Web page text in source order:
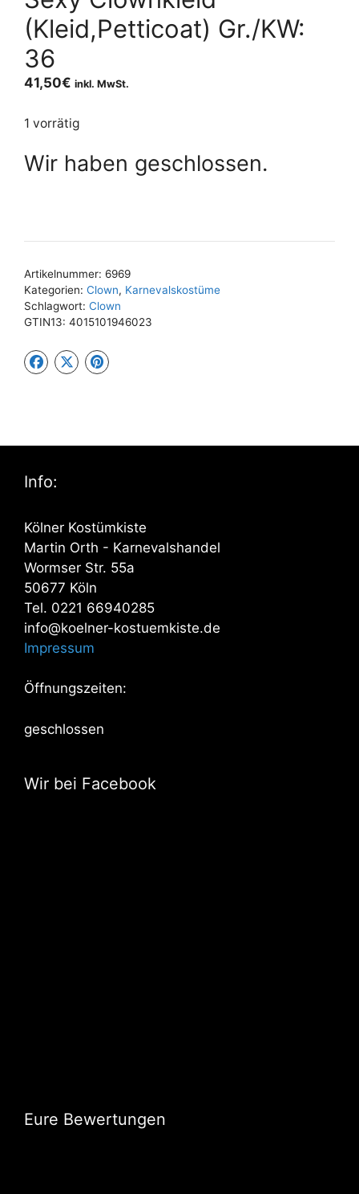
(Kleid,Petticoat) Gr./KW:
36
41,50€ inkl. MwSt.
1 vorrätig
Wir haben geschlossen.
Artikelnummer: 6969
Kategorien: Clown, Karnevalskostüme
Schlagwort: Clown
GTIN13: 4015101946023
Info:
Kölner Kostümkiste
Martin Orth - Karnevalshandel
Wormser Str. 55a
50677 Köln
Tel. 0221 66940285
info@koelner-kostuemkiste.de
Impressum
Öffnungszeiten:
geschlossen
Wir bei Facebook
Eure Bewertungen